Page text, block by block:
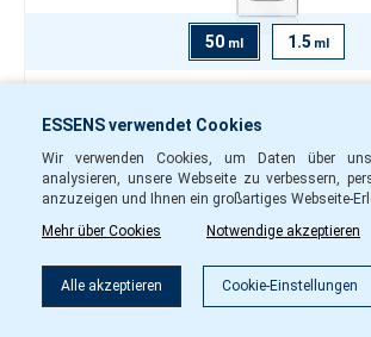
Filter
50 ml 1.5 ml
-
w20250
In den Warenkorb
ESSENS verwendet Cookies
Wir verwenden Cookies, um Daten über
analysieren, unsere Webseite zu verbessern,
anzuzeigen und Ihnen ein großartiges Webseite-
Mehr über Cookies
Notwendige akzeptieren
Alle akzeptieren Cookie-Einstellungen